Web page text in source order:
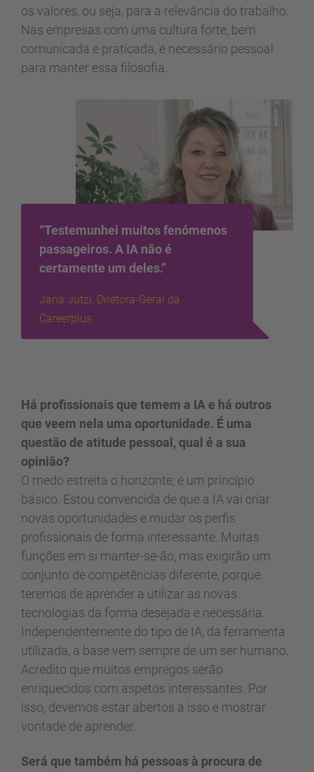
os valores, ou seja, para a relevância do trabalho.
Nas empresas com uma cultura forte, bem
comunicada e praticada, é necessário pessoal
para manter essa filosofia.
“Testemunhei muitos fenómenos
passageiros. A IA não é
certamente um deles.”
Jana Jutzi, Diretora-Geral da
Careerplus
Há profissionais que temem a IA e há outros
que veem nela uma oportunidade. É uma
questão de atitude pessoal, qual é a sua
opinião?
O medo estreita o horizonte, é um princípio
básico. Estou convencida de que a IA vai criar
novas oportunidades e mudar os perfis
profissionais de forma interessante. Muitas
funções em si manter-se-ão, mas exigirão um
conjunto de competências diferente, porque
teremos de aprender a utilizar as novas
tecnologias da forma desejada e necessária.
Independentemente do tipo de IA, da ferramenta
utilizada, a base vem sempre de um ser humano.
Acredito que muitos empregos serão
enriquecidos com aspetos interessantes. Por
isso, devemos estar abertos a isso e mostrar
vontade de aprender.
Será que também há pessoas à procura de